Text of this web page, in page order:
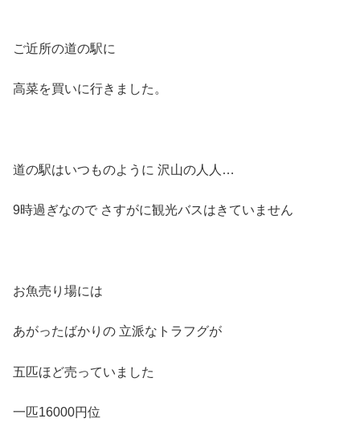
ご近所の道の駅に
高菜を買いに行きました。
道の駅はいつものように 沢山の人人…
9時過ぎなので さすがに観光バスはきていません
お魚売り場には
あがったばかりの 立派なトラフグが
五匹ほど売っていました
一匹16000円位